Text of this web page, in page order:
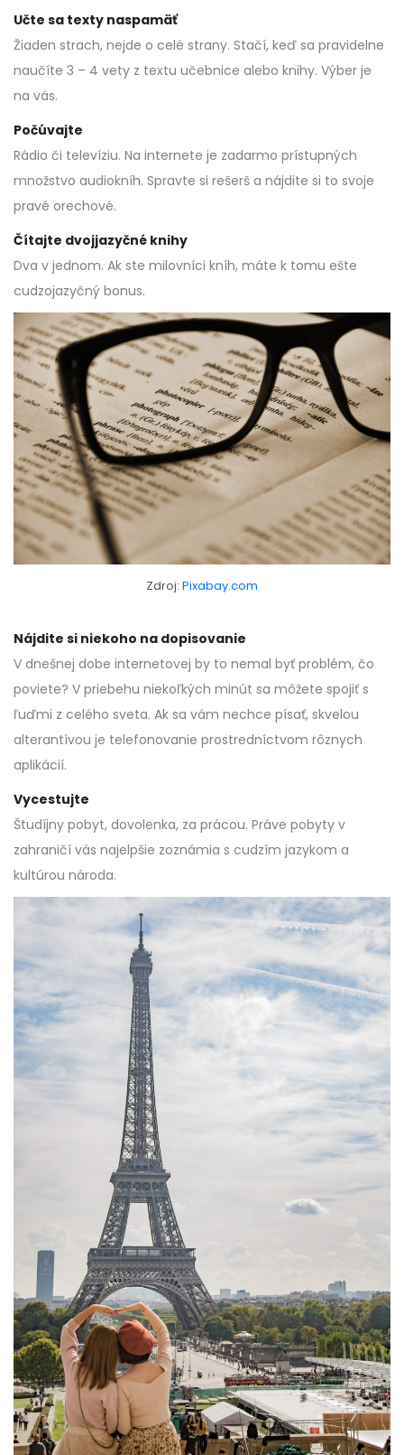
Učte sa texty naspamäť
Žiaden strach, nejde o celé strany. Stačí, keď sa pravidelne
naučíte 3 – 4 vety z textu učebnice alebo knihy. Výber je
na vás.
Počúvajte
Rádio či televíziu. Na internete je zadarmo prístupných
množstvo audiokníh. Spravte si rešerš a nájdite si to svoje
pravé orechové.
Čítajte dvojjazyčné knihy
Dva v jednom. Ak ste milovníci kníh, máte k tomu ešte
cudzojazyčný bonus.
Zdroj: Pixabay.com
Nájdite si niekoho na dopisovanie
V dnešnej dobe internetovej by to nemal byť problém, čo
poviete? V priebehu niekoľkých minút sa môžete spojiť s
ľuďmi z celého sveta. Ak sa vám nechce písať, skvelou
alterantívou je telefonovanie prostredníctvom rôznych
aplikácií.
Vycestujte
Študíjny pobyt, dovolenka, za prácou. Práve pobyty v
zahraničí vás najelpšie zoznámia s cudzím jazykom a
kultúrou národa.